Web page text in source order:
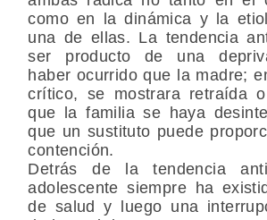
como en la dinámica y la
una de ellas. La tendencia
ser producto de una
haber ocurrido que la madre;
crítico, se mostrara retraída
que la familia se haya
que un sustituto puede
contención.
Detrás de la tendencia
adolescente siempre ha
de salud y luego una